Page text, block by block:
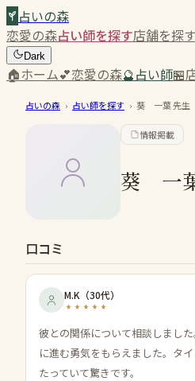
占いの森
恋愛の森占い師を探す店舗を探す
Dark
🏠ホーム💕恋愛の森🔮占い師🏪
占いの森 › 占い師を探す › 葵 一葉先生
情報掲載
葵 一
口コミ
M.K （30代）
彼との関係について相談しまし
に進む勇気をもらえました。タ
たっていて驚きです。